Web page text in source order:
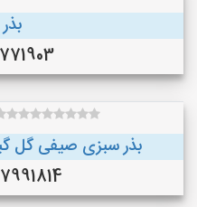
()
بذر سبزی صیفی گل